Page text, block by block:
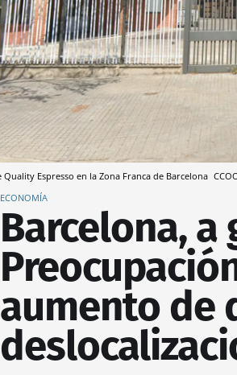
Espresso en la Zona Franca de Barcelona
ECONOMÍA
Barcelona, a
aumento de